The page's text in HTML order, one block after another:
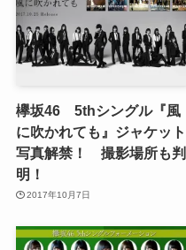
欅坂46 5thシングル『風
に吹かれても』ジャケット
写真解禁！ 撮影場所も判
明！
2017年10月7日